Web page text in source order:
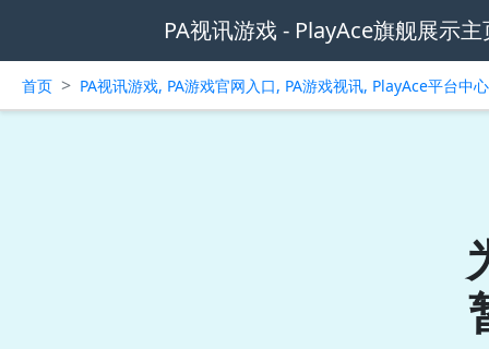
PA视讯游戏 - PlayAce旗舰展示主
首页 > PA视讯游戏, PA游戏官网入口, PA游戏视讯, PlayAce平台中